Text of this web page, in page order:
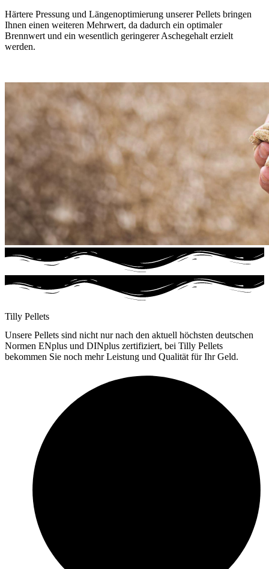
Härtere Pressung und Längenoptimierung unserer Pellets bringen
Ihnen einen weiteren Mehrwert, da dadurch ein optimaler
Brennwert und ein wesentlich geringerer Aschegehalt erzielt
werden.
Tilly Pellets
Unsere Pellets sind nicht nur nach den aktuell höchsten deutschen
Normen ENplus und DINplus zertifiziert, bei Tilly Pellets
bekommen Sie noch mehr Leistung und Qualität für Ihr Geld.